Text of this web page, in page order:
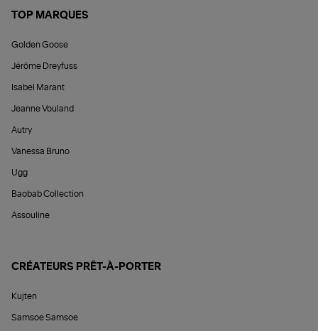
TOP MARQUES
Golden Goose
Jérôme Dreyfuss
Isabel Marant
Jeanne Vouland
Autry
Vanessa Bruno
Ugg
Baobab Collection
Assouline
CRÉATEURS PRÊT-À-PORTER
Kujten
Samsoe Samsoe